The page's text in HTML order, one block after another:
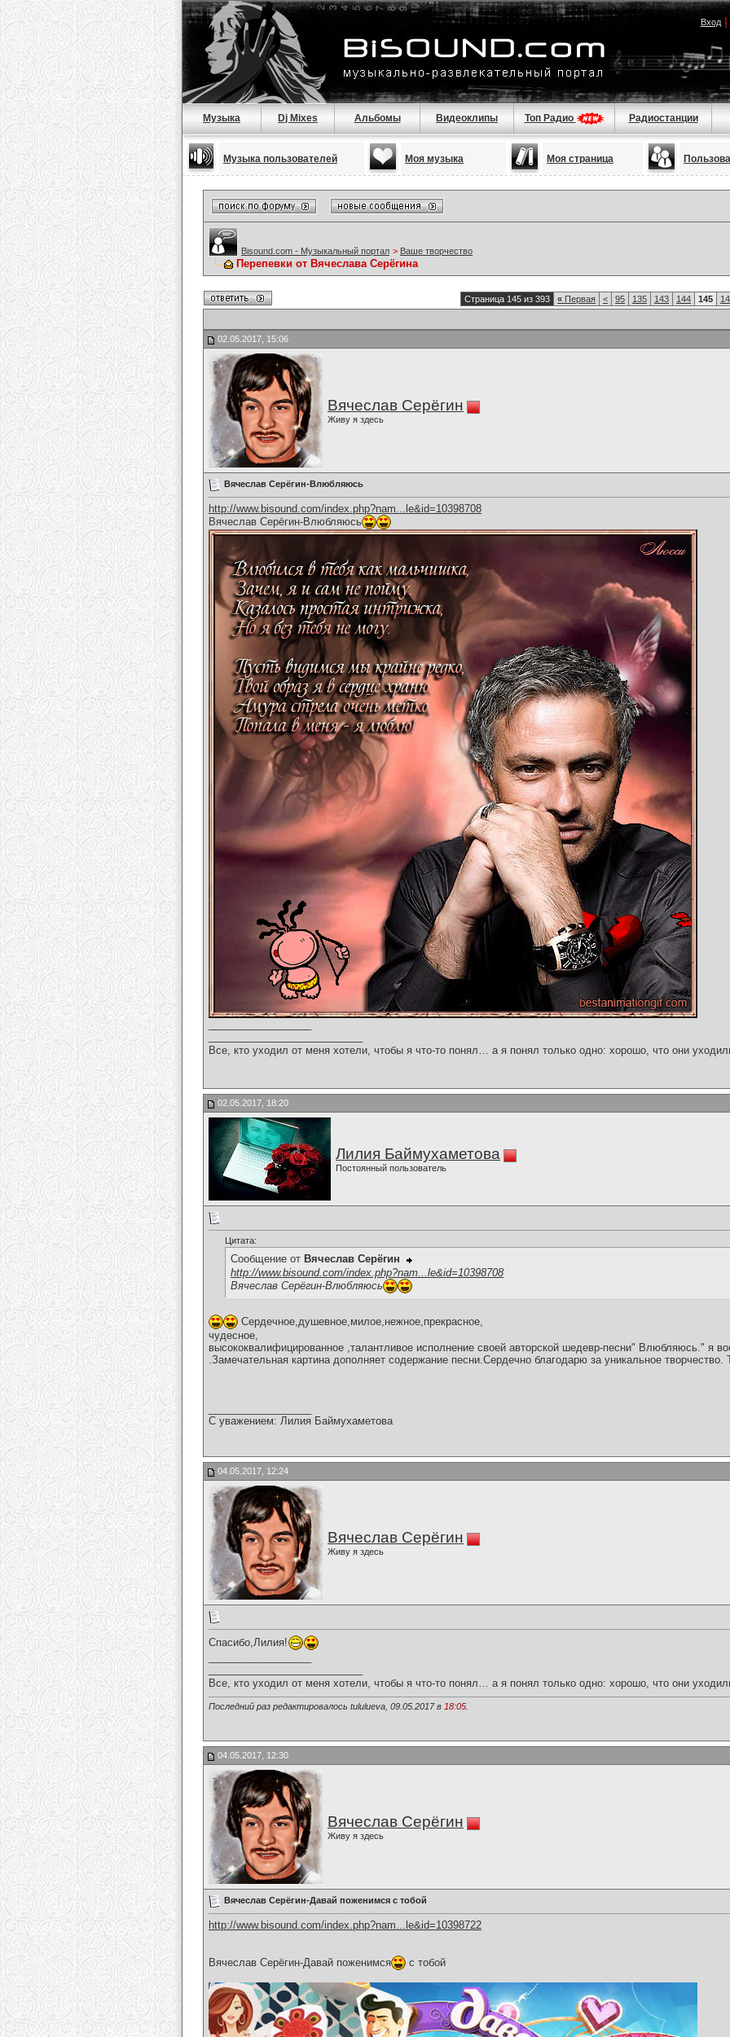
Вход|
Музыка Dj Mixes Альбомы Видеоклипы Топ Радио Радиостанции
Музыка пользователей Моя музыка Моя страница
Bisound.com - Музыкальный портал > Ваше творчество
Перепевки от Вячеслава Серёгина
Страница 145 из 393 « Первая < 95 135 143 144 145
02.05.2017, 15:06
Вячеслав Серёгин
Живу я здесь
Вячеслав Серёгин-Влюбляюсь
http://www.bisound.com/index.php?nam...le&id=10398708
Вячеслав Серёгин-Влюбляюсь
Все, кто уходил от меня хотели, чтобы я что-то понял… а я понял только одно: хорошо, что они
02.05.2017, 18:20
Лилия Баймухаметова
Постоянный пользователь
Цитата:
Сообщение от Вячеслав Серёгин
http://www.bisound.com/index.php?nam...le&id=10398708
Вячеслав Серёгин-Влюбляюсь
Сердечное,душевное,милое,нежное,прекрасное,
чудесное,
высококвалифицированное ,талантливое исполнение своей авторской шедевр-песни" Влюбляюсь." я
.Замечательная картина дополняет содержание песни.Сердечно благодарю за уникальное
С уважением: Лилия Баймухаметова
04.05.2017, 12:24
Вячеслав Серёгин
Живу я здесь
Спасибо,Лилия!
Все, кто уходил от меня хотели, чтобы я что-то понял… а я понял только одно: хорошо, что они
Последний раз редактировалось tululueva, 09.05.2017 в 18:05
04.05.2017, 12:30
Вячеслав Серёгин
Живу я здесь
Вячеслав Серёгин-Давай поженимся с тобой
http://www.bisound.com/index.php?nam...le&id=10398722
Вячеслав Серёгин-Давай поженимся с тобой